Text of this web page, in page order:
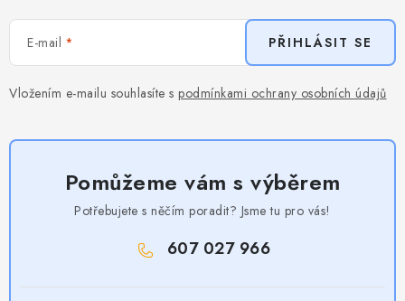
E-mail
Vložením e-mailu souhlasíte s podmínkami ochrany osobních údajů
PŘIHLÁSIT SE
Pomůžeme vám s výběrem
Potřebujete s něčím poradit? Jsme tu pro vás!
607 027 966